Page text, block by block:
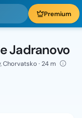
Premium
Jadranovo
· 24 m